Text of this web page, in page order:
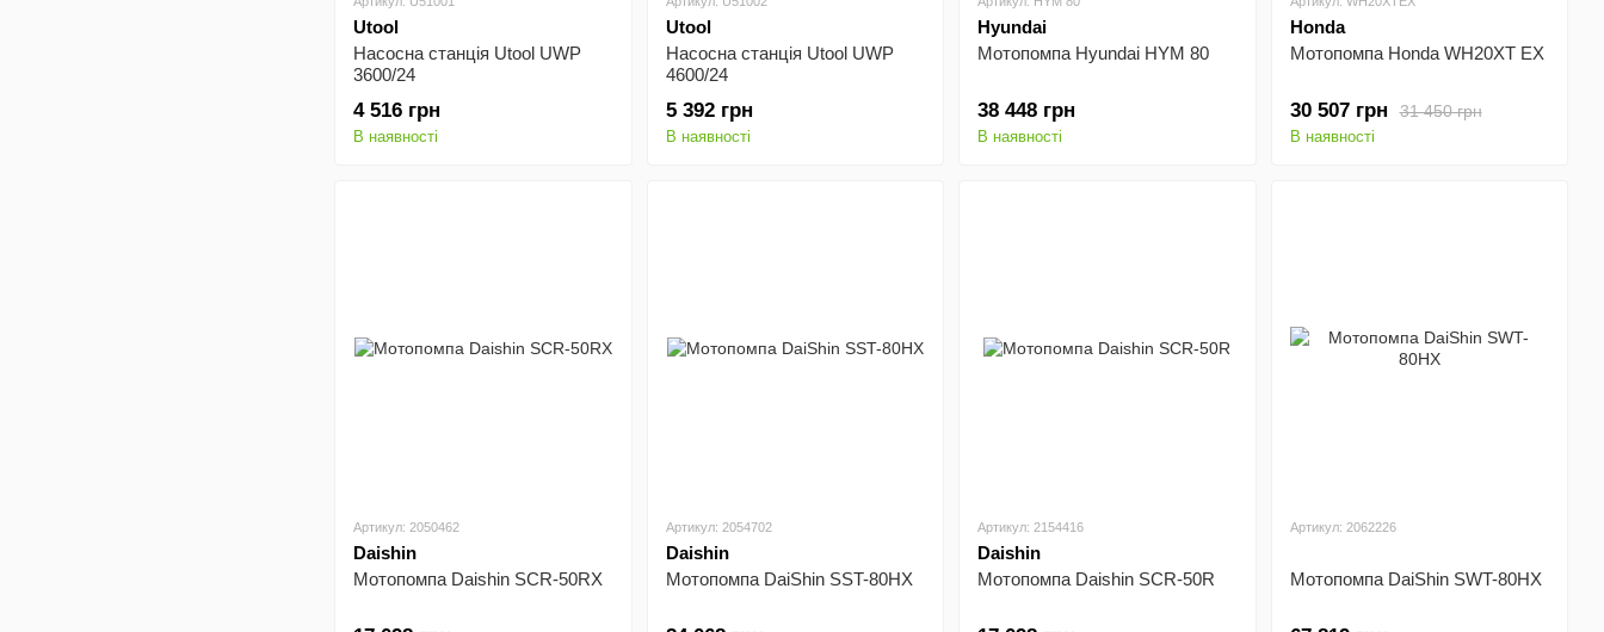
Utool
Насосна станція Utool UWP
3600/24
4 516 грн
В наявності
Utool
Насосна станція Utool UWP
4600/24
5 392 грн
В наявності
Hyundai
Мотопомпа Hyundai HYM 80
38 448 грн
В наявності
Honda
Мотопомпа Honda WH20XT EX
31 450 грн
30 507 грн
В наявності
Артикул: 2050462
Daishin
Мотопомпа Daishin SCR-50RX
Артикул: 2054702
Daishin
Мотопомпа DaiShin SST-80HX
Артикул: 2154416
Daishin
Мотопомпа Daishin SCR-50R
Артикул: 2062226
Мотопомпа DaiShin SWT-80HX